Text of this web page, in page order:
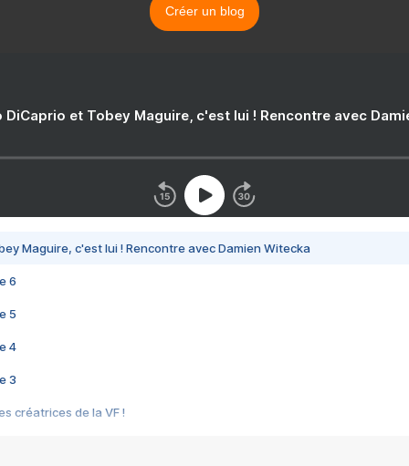
Créer un blog
DiCaprio et Tobey Maguire, c'est lui ! Rencontre avec
Maguire, c'est lui ! Rencontre avec Damien Witecka
6
5
4
3
créatrices de la VF !